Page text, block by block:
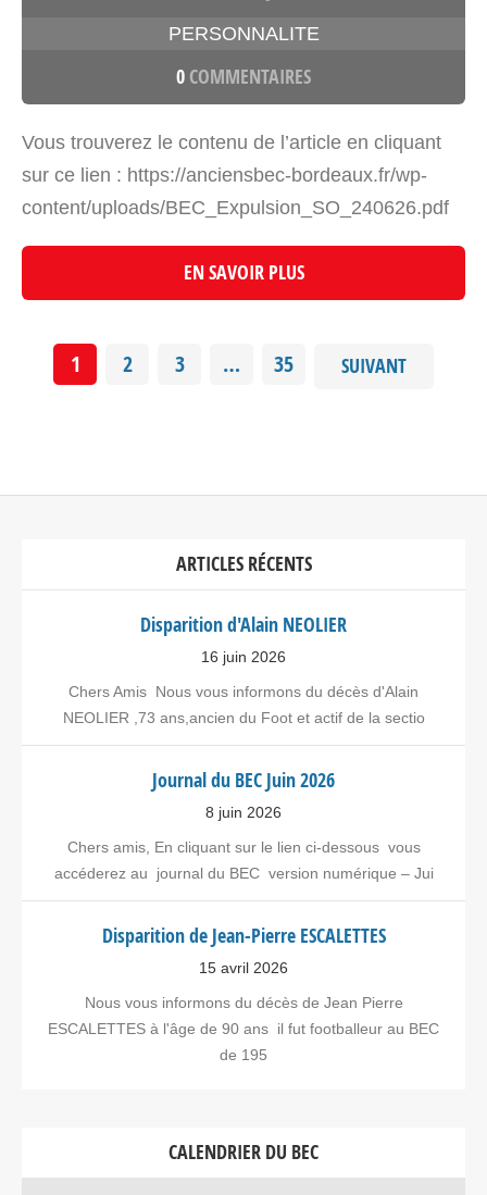
PERSONNALITE
0 COMMENTAIRES
Vous trouverez le contenu de l’article en cliquant
sur ce lien : https://anciensbec-bordeaux.fr/wp-
content/uploads/BEC_Expulsion_SO_240626.pdf
EN SAVOIR PLUS
1 2 3 … 35 SUIVANT
ARTICLES RÉCENTS
Disparition d'Alain NEOLIER
16 juin 2026
Chers Amis Nous vous informons du décès d'Alain
NEOLIER ,73 ans,ancien du Foot et actif de la sectio
Journal du BEC Juin 2026
8 juin 2026
Chers amis, En cliquant sur le lien ci-dessous vous
accéderez au journal du BEC version numérique – Jui
Disparition de Jean-Pierre ESCALETTES
15 avril 2026
Nous vous informons du décès de Jean Pierre
ESCALETTES à l'âge de 90 ans il fut footballeur au BEC
de 195
CALENDRIER DU BEC